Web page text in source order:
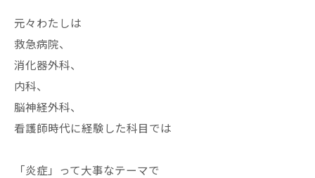
元々わたしは
救急病院、
消化器外科、
内科、
脳神経外科、
看護師時代に経験した科目では
「炎症」って大事なテーマで